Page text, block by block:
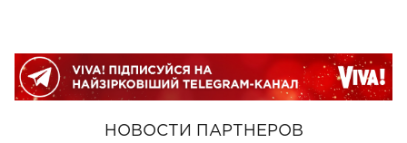
НОВОСТИ ПАРТНЕРОВ